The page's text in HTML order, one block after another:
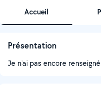
Accueil
Présentation
Je n'ai pas encore